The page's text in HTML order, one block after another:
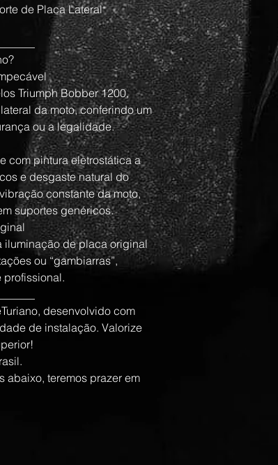
de Placa Lateral
Triumph Bobber 1200,
da moto, conferindo um
ou a legalidade.
com pintura eletrostática a
e desgaste natural do
constante da moto,
suportes genéricos.
iluminação de placa original
ou “gambiarras”,
profissional.
desenvolvido com
de instalação. Valorize
abaixo, teremos prazer em
•    Encaixe
necessidade de
•    Acompanha
necessários
•    Compatível
cm
•    Local de